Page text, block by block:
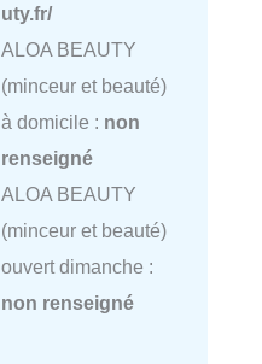
uty.fr/
ALOA BEAUTY
(minceur et beauté)
à domicile : non
renseigné
ALOA BEAUTY
(minceur et beauté)
ouvert dimanche :
non renseigné